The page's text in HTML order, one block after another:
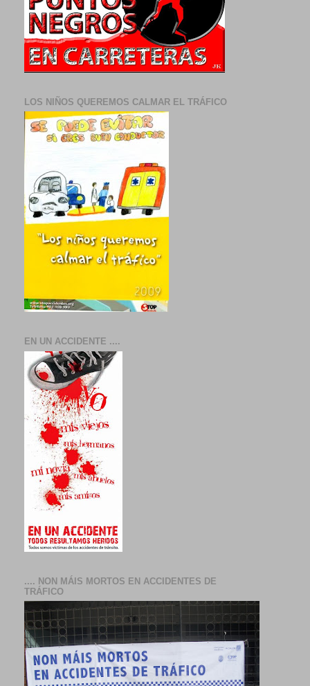
LOS NIÑOS QUEREMOS CALMAR EL TRÁFICO
EN UN ACCIDENTE ....
.... NON MÁIS MORTOS EN ACCIDENTES DE
TRÁFICO